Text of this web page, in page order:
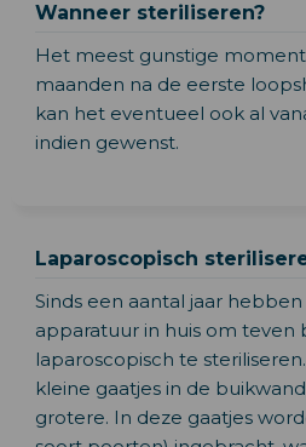
Wanneer steriliseren?
Het meest gunstige moment
maanden na de eerste
kan het eventueel ook al
indien gewenst.
Laparoscopisch
Sinds een aantal jaar
apparatuur in huis om teven
laparoscopisch te
kleine gaatjes in de
grotere. In deze gaatjes